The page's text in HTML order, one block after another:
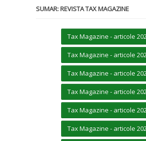
SUMAR: REVISTA TAX MAGAZINE
Tax Magazine - articole
Tax Magazine - articole
Tax Magazine - articole
Tax Magazine - articole
Tax Magazine - articole
Tax Magazine - articole